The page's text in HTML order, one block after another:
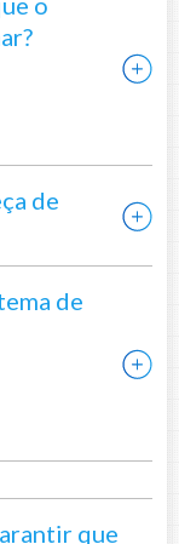
de
de
que